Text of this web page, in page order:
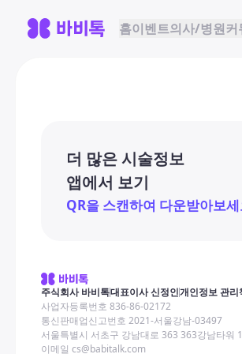
홈이벤트의사/병원커
더 많은 시술정보
앱에서 보기
QR을 스캔하여 다운받아보세
주식회사 바비톡대표이사 신정인개인정보 관리
사업자등록번호 836-86-02172
통신판매업신고번호 2021-서울강남-03497
서울특별시 서초구 강남대로 363 363강남타워
이메일 cs@babitalk.com